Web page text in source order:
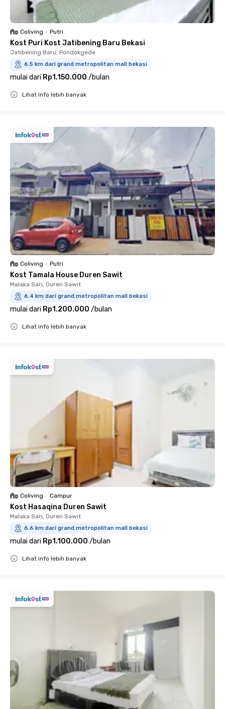
Coliving • Putri
Kost Puri Kost Jatibening Baru Bekasi
Jatibening Baru, Pondokgede
6.5 km dari grand metropolitan mall bekasi
mulai dari Rp1.150.000 /bulan
Lihat info lebih banyak
Coliving • Putri
Kost Tamala House Duren Sawit
Malaka Sari, Duren Sawit
6.4 km dari grand metropolitan mall bekasi
mulai dari Rp1.200.000 /bulan
Lihat info lebih banyak
Coliving • Campur
Kost Hasaqina Duren Sawit
Malaka Sari, Duren Sawit
6.6 km dari grand metropolitan mall bekasi
mulai dari Rp1.100.000 /bulan
Lihat info lebih banyak